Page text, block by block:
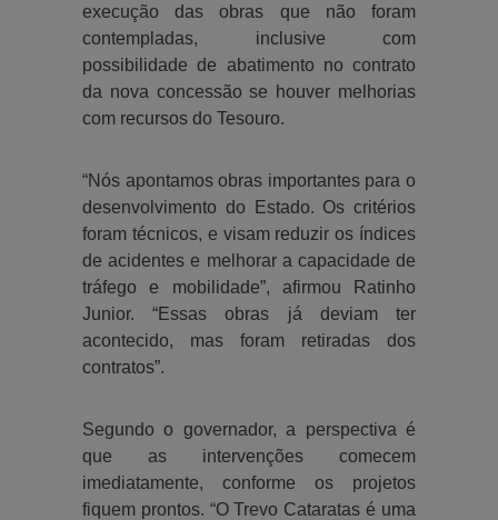
execução das obras que não foram
contempladas, inclusive com
possibilidade de abatimento no contrato
da nova concessão se houver melhorias
com recursos do Tesouro.
“Nós apontamos obras importantes para o
desenvolvimento do Estado. Os critérios
foram técnicos, e visam reduzir os índices
de acidentes e melhorar a capacidade de
tráfego e mobilidade”, afirmou Ratinho
Junior. “Essas obras já deviam ter
acontecido, mas foram retiradas dos
contratos”.
Segundo o governador, a perspectiva é
que as intervenções comecem
imediatamente, conforme os projetos
fiquem prontos. “O Trevo Cataratas é uma